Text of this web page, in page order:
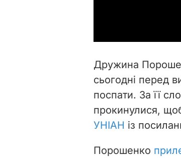
Дружина
сьогодні перед
поспати. За її
прокинулися,
УНІАН із
Порошенко